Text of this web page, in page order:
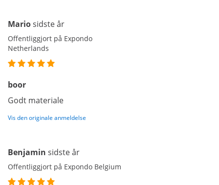
Mariosidste år
Offentliggjort på Expondo
Netherlands
boor
Godt materiale
Vis den originale anmeldelse
Benjamin sidste år
Offentliggjort på Expondo Belgium